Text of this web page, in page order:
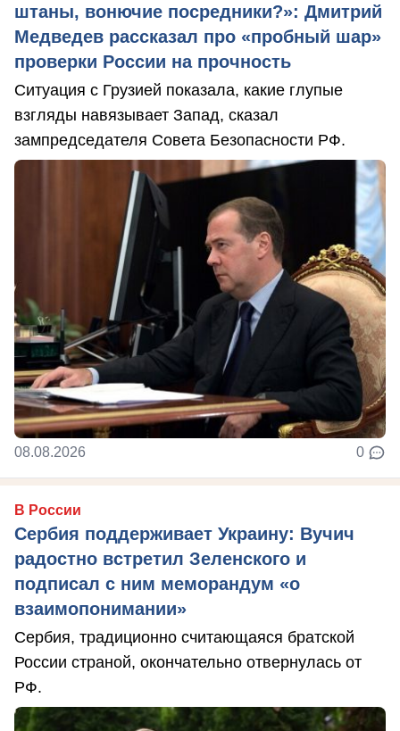
штаны, вонючие посредники?»: Дмитрий
Медведев рассказал про «пробный шар»
проверки России на прочность
Ситуация с Грузией показала, какие глупые
взгляды навязывает Запад, сказал
зампредседателя Совета Безопасности РФ.
08.08.2026 0
В России
Сербия поддерживает Украину: Вучич
радостно встретил Зеленского и
подписал с ним меморандум «о
взаимопонимании»
Сербия, традиционно считающаяся братской
России страной, окончательно отвернулась от
РФ.